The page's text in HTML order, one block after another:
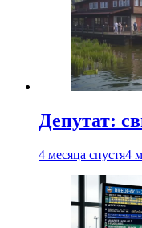
Депутат:
4 месяца спустя4